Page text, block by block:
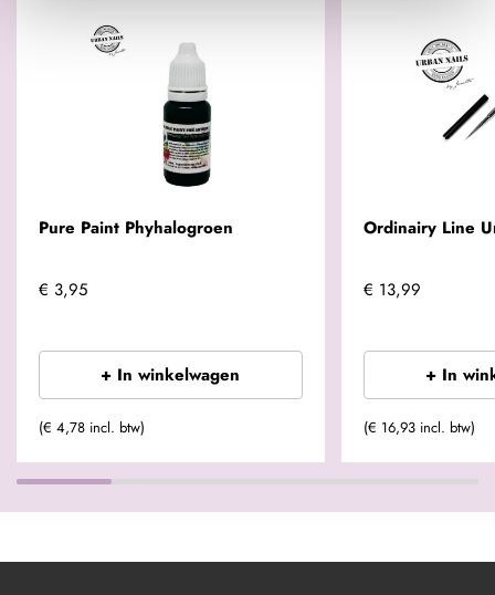
Pure Paint Phyhalogroen
€ 3,95
+ In winkelwagen
(€ 4,78 incl. btw)
Ordinairy Line
€ 13,99
+ In
(€ 16,93 incl. btw)